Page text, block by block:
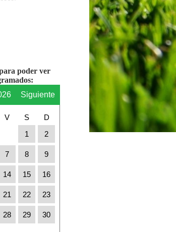
poder ver
Siguiente
V S
D
1
2
7 8 9
14 15 16
21 22 23
28 29 30